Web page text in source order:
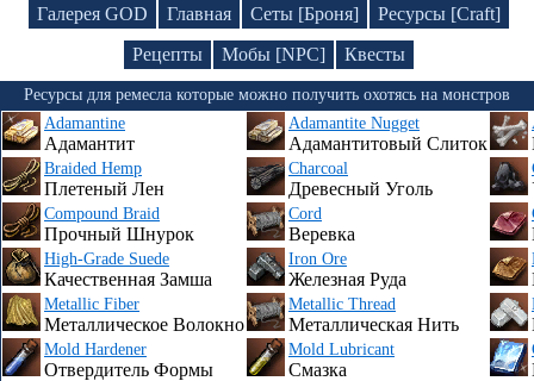
Галерея GOD Главная Сеты [Броня]
Ресурсы [Craft]
Рецепты
Мобы [NPC] Квесты
Ресурсы для ремесла которые можно получить охотясь на монстров
Adamantine
Адамантит
Adamantite Nugget
Адамантитовый Слиток
Braided Hemp
Плетеный Лен
Charcoal
Древесный Уголь
Compound Braid
Прочный Шнурок
Cord
Веревка
High-Grade Suede
Качественная Замша
Iron Ore
Железная Руда
Metallic Fiber
Металлическое Волокно
Metallic Thread
Металлическая Нить
Mold Hardener
Отвердитель Формы
Mold Lubricant
Смазка